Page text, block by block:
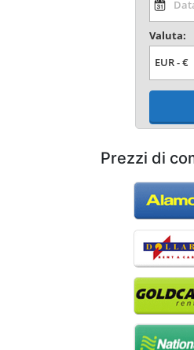
Valuta:
Prezzi di